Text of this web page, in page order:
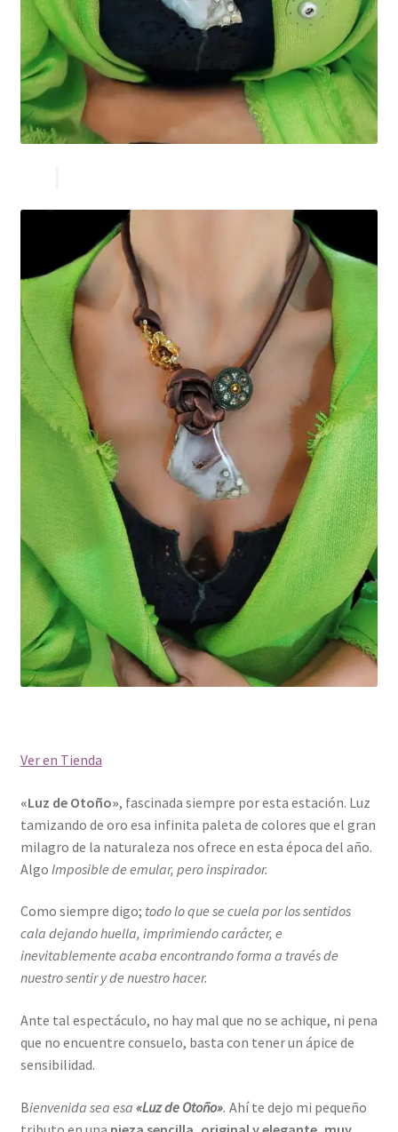
Ver en Tienda
«Luz de Otoño», fascinada siempre por esta estación. Luz
tamizando de oro esa infinita paleta de colores que el gran
milagro de la naturaleza nos ofrece en esta época del año.
Algo Imposible de emular, pero inspirador.
Como siempre digo; todo lo que se cuela por los sentidos
cala dejando huella, imprimiendo carácter, e
inevitablemente acaba encontrando forma a través de
nuestro sentir y de nuestro hacer.
Ante tal espectáculo, no hay mal que no se achique, ni pena
que no encuentre consuelo, basta con tener un ápice de
sensibilidad.
Bienvenida sea esa «Luz de Otoño». Ahí te dejo mi pequeño